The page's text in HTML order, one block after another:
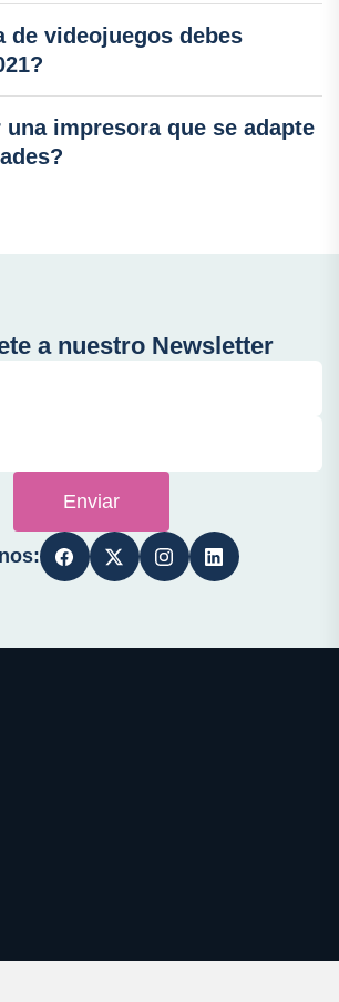
de videojuegos debes
impresora que se adapte
a nuestro Newsletter
Enviar